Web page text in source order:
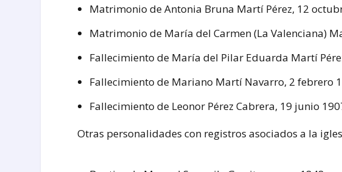
Matrimonio de Antonia Bruna Martí Pérez, 12
Matrimonio de María del Carmen (La Valenciana)
Fallecimiento de María del Pilar Eduarda Martí
Fallecimiento de Mariano Martí Navarro, 2 febrero
Fallecimiento de Leonor Pérez Cabrera, 19 junio
Otras personalidades con registros asociados a la